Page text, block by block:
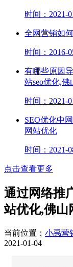
时间：2021-
全网营销如
时间：2016-
有哪些原因
站seo优化,
时间：2021-
SEO优化中
网站优化
时间：2021-
点击查看更多
通过网络推
站优化,佛山
当前位置： 小禹营
2021-01-04